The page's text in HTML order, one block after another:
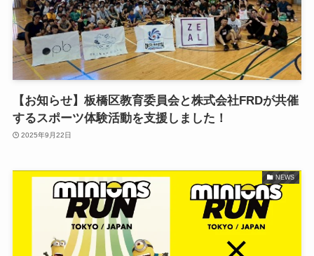
【お知らせ】板橋区教育委員会と株式会社FRDが共催
するスポーツ体験活動を支援しました！
2025年9月22日
NEWS